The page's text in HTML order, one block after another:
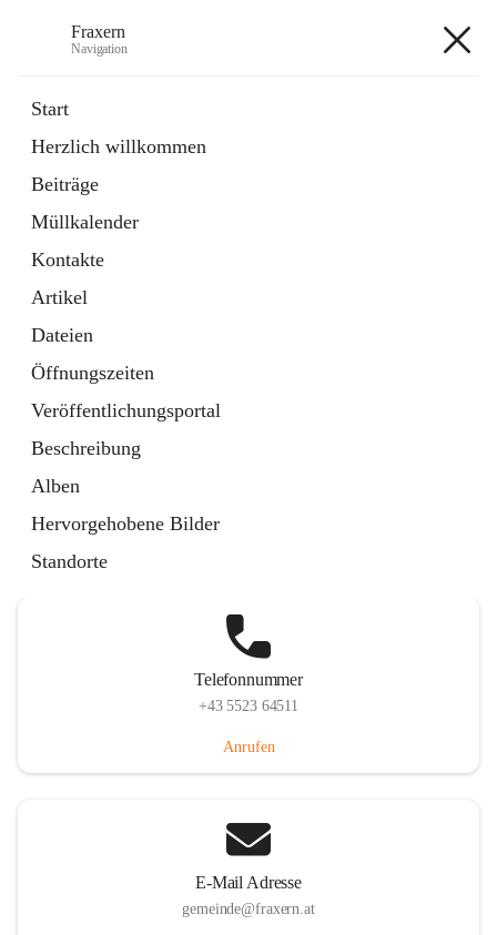
Fraxern
Navigation
Start
Herzlich willkommen
Beiträge
Müllkalender
Kontakte
Artikel
Dateien
Öffnungszeiten
Veröffentlichungsportal
Beschreibung
Alben
Hervorgehobene Bilder
Standorte
Ordner
in
Tab
Formulare
Artikel
öffnet
in
neuem
Tab
Telefonnummer
+43 5523 64511
Anrufen
E-Mail Adresse
gemeinde@fraxern.at